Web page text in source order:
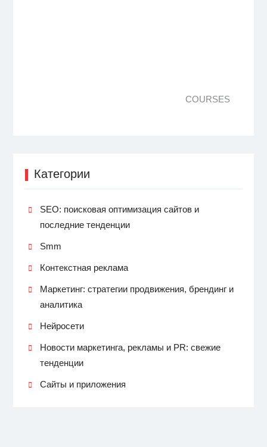
COURSES
Категории
SEO: поисковая оптимизация сайтов и
последние тенденции
Smm
Контекстная реклама
Маркетинг: стратегии продвижения, брендинг и
аналитика
Нейросети
Новости маркетинга, рекламы и PR: свежие
тенденции
Сайты и приложения